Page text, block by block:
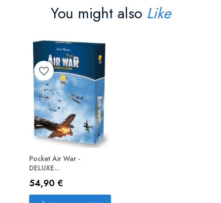
You might also Like
Pocket Air War -
DELUXE...
Precio
54,90 €
favorite_border